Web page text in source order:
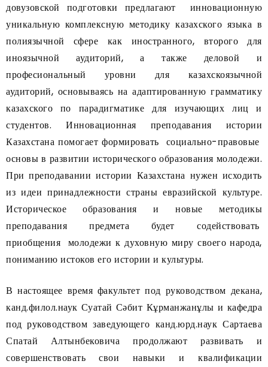
довузовской подготовки предлагают инновационную
уникальную комплексную методику казахского языка в
полиязычной сфере как иностранного, второго для
иноязычной аудиторий, а также деловой и
професиональный уровни для казахскоязычной
аудиторий, основываясь на адаптированную грамматику
казахского по парадигматике для изучающих лиц и
студентов. Инновационная преподавания истории
Казахстана помогает формировать социально-правовые
основы в развитии исторического образования молодежи.
При преподавании истории Казахстана нужен исходить
из идеи принадлежности страны евразийской культуре.
Историческое образования и новые методикы
преподавания предмета будет содействовать
приобщения молодежи к духовную миру своего народа,
пониманию истоков его истории и культуры.
В настоящее время факультет под руководством декана,
канд.филол.наук Суатай Сәбит Кұрманжанұлы и кафедра
под руководством заведующего канд.юрд.наук Сартаева
Спатай Алтынбековича продолжают развивать и
совершенствовать свои навыки и квалификации